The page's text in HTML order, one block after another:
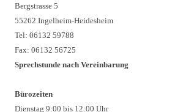
Bergstrasse 5
55262 Ingelheim-Heidesheim
Tel: 06132 59788
Fax: 06132 56725
Sprechstunde nach Vereinbarung
Bürozeiten
Dienstag 9:00 bis 12:00 Uhr